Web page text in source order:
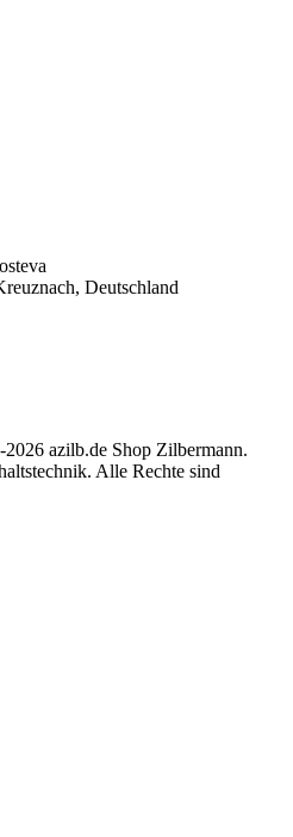
Deutschland
azilb.de Shop Zilbermann.
Alle Rechte sind